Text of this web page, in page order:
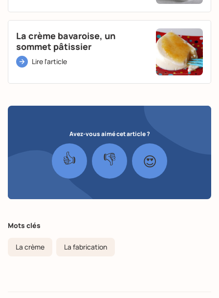
La crème bavaroise, un
sommet pâtissier
Lire l'article
Avez-vous aimé cet article ?
👍 👎 😍
Mots clés
La crème La fabrication